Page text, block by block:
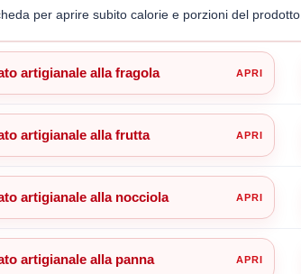
per aprire subito calorie e porzioni del prodotto.
artigianale alla fragola
artigianale alla frutta
artigianale alla nocciola
artigianale alla panna